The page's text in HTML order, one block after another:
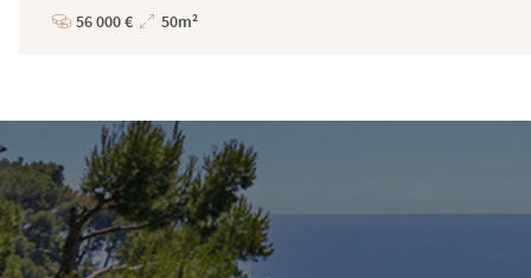
Prix
56 000 €
Superficie
50m²